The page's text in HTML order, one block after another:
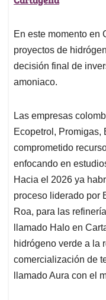
En este momento en
proyectos de
decisión final de
amoniaco.
Las empresas
Ecopetrol, Promigas,
comprometido
enfocando en
Hacia el 2026 ya
proceso liderado por
Roa, para las
llamado Halo en
hidrógeno verde a la
comercialización de
llamado Aura con el